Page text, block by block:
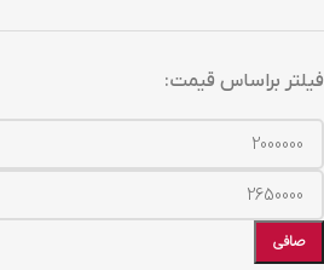
فیلتر براساس قیمت:
صافی